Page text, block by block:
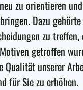
zu orientieren
Dazu
zu
getroffen
Qualität unserer
für Sie zu erhöhen.